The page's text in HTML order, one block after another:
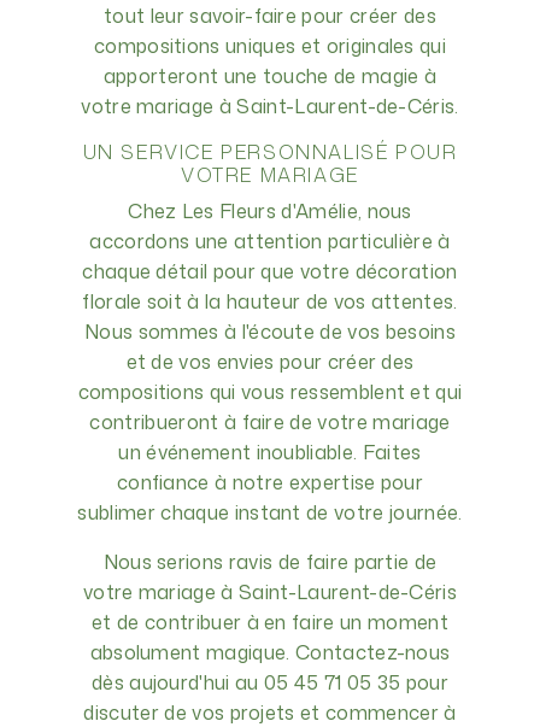
tout leur savoir-faire pour créer des
compositions uniques et originales qui
apporteront une touche de magie à
votre mariage à Saint-Laurent-de-Céris.
UN SERVICE PERSONNALISÉ POUR
VOTRE MARIAGE
Chez Les Fleurs d'Amélie, nous
accordons une attention particulière à
chaque détail pour que votre décoration
florale soit à la hauteur de vos attentes.
Nous sommes à l'écoute de vos besoins
et de vos envies pour créer des
compositions qui vous ressemblent et qui
contribueront à faire de votre mariage
un événement inoubliable. Faites
confiance à notre expertise pour
sublimer chaque instant de votre journée.
Nous serions ravis de faire partie de
votre mariage à Saint-Laurent-de-Céris
et de contribuer à en faire un moment
absolument magique. Contactez-nous
dès aujourd'hui au 05 45 71 05 35 pour
discuter de vos projets et commencer à